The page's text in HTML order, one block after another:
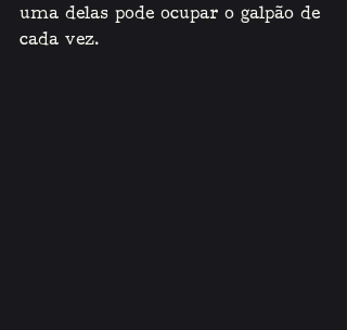
uma delas pode ocupar o galpão de
cada vez.